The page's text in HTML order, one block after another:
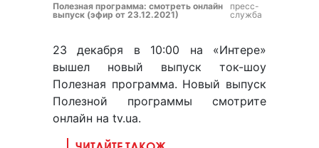
Полезная программа: смотреть онлайн
выпуск (эфир от 23.12.2021)
пресс-
служба
23 декабря в 10:00 на «Интере»
вышел новый выпуск ток-шоу
Полезная программа. Новый выпуск
Полезной программы смотрите
онлайн на tv.ua.